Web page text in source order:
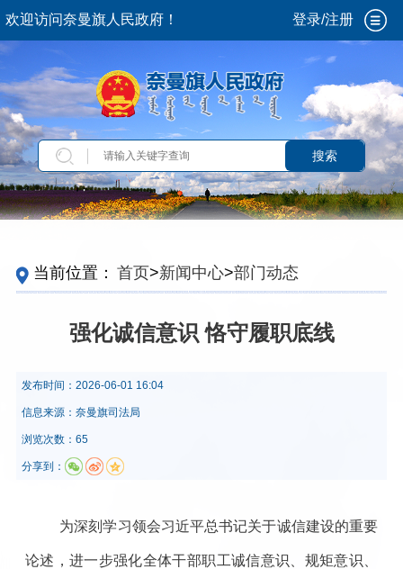
欢迎访问奈曼旗人民政府！ 登录/注册
搜索
当前位置： 首页>新闻中心>部门动态
强化诚信意识 恪守履职底线
发布时间： 2026-06-01 16:04
信息来源： ​奈曼旗司法局
浏览次数：65
分享到：
为深刻学习领会习近平总书记关于诚信建设的重要
论述，进一步强化全体干部职工诚信意识、规矩意识、